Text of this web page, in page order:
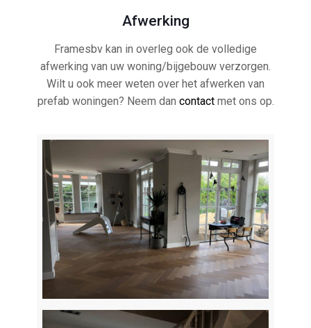
Afwerking
Framesbv kan in overleg ook de volledige
afwerking van uw woning/bijgebouw verzorgen.
Wilt u ook meer weten over het afwerken van
prefab woningen? Neem dan contactmet ons op.